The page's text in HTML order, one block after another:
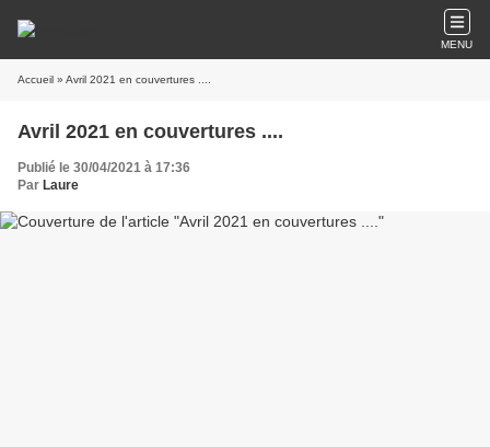
MENU
Accueil » Avril 2021 en couvertures ....
Avril 2021 en couvertures ....
Publié le 30/04/2021 à 17:36
Par Laure